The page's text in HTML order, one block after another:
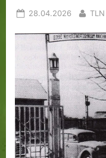
Posted
28.04.2026 By
TLN